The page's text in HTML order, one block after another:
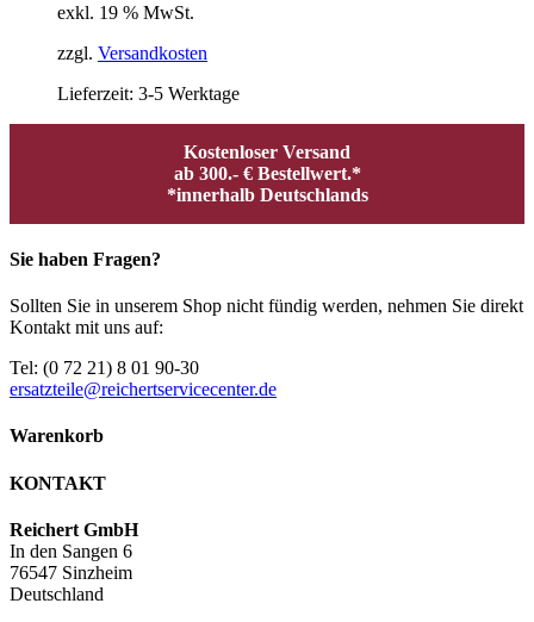
exkl. 19 % MwSt.
zzgl. Versandkosten
Lieferzeit: 3-5 Werktage
Kostenloser Versand
ab 300.- € Bestellwert.*
*innerhalb Deutschlands
Sie haben Fragen?
Sollten Sie in unserem Shop nicht fündig werden, nehmen Sie direkt
Kontakt mit uns auf:
Tel: (0 72 21) 8 01 90-30
ersatzteile@reichertservicecenter.de
Warenkorb
KONTAKT
Reichert GmbH
In den Sangen 6
76547 Sinzheim
Deutschland